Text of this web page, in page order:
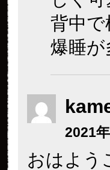
背中
爆睡が
2021
おはよう